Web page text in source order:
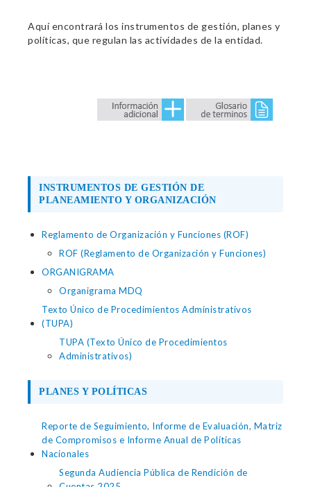
Aquí encontrará los instrumentos de gestión, planes y
políticas, que regulan las actividades de la entidad.
INSTRUMENTOS DE GESTIÓN DE
PLANEAMIENTO Y ORGANIZACIÓN
Reglamento de Organización y Funciones (ROF)
ROF (Reglamento de Organización y Funciones)
ORGANIGRAMA
Organigrama MDQ
Texto Único de Procedimientos Administrativos
(TUPA)
TUPA (Texto Único de Procedimientos
Administrativos)
PLANES Y POLÍTICAS
Reporte de Seguimiento, Informe de Evaluación, Matriz
de Compromisos e Informe Anual de Políticas
Nacionales
Segunda Audiencia Pública de Rendición de